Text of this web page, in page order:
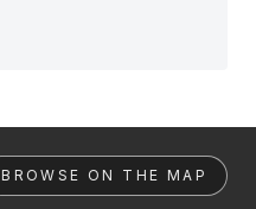
BROWSE ON THE MAP